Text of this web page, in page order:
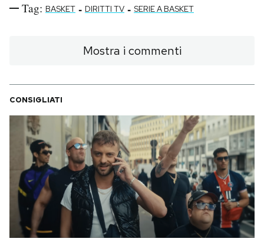
Tag: BASKET - DIRITTI TV - SERIE A BASKET
Mostra i commenti
CONSIGLIATI